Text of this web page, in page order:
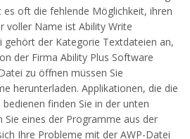
oft die fehlende Möglichkeit, ihren
voller Name ist Ability Write
gehört der Kategorie Textdateien an,
der Firma Ability Plus Software
zu öffnen müssen Sie
herunterladen. Applikationen, die die
finden Sie in der unten
Sie eines der Programme aus der
Ihre Probleme mit der AWP-Datei